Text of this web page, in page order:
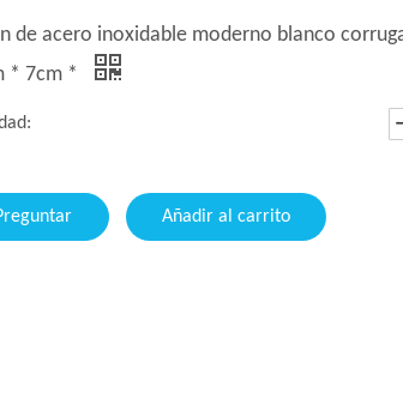
de acero inoxidable moderno blanco
* 7cm *
Añadir al carrito